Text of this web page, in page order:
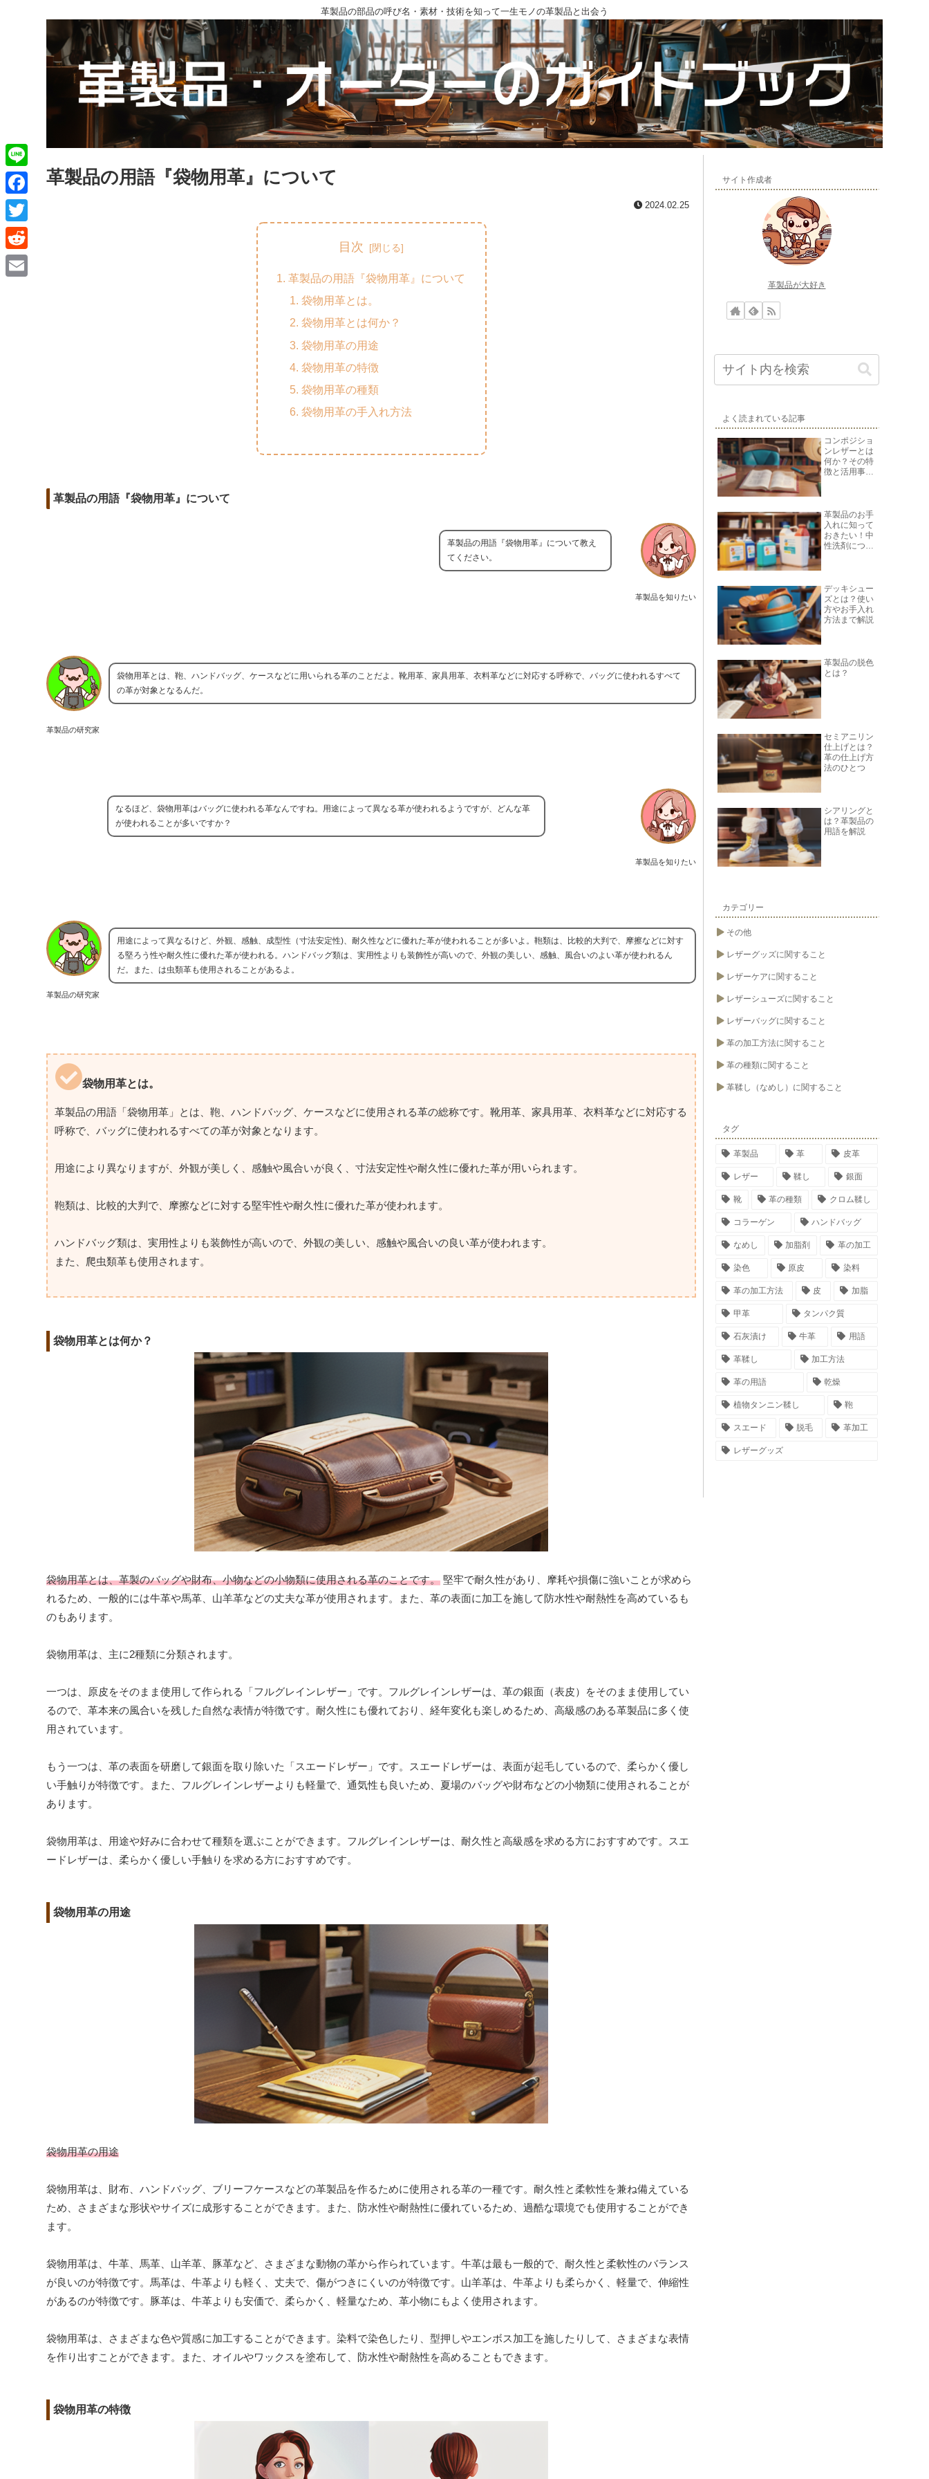
革製品の部品の呼び名・素材・技術を知って一生モノの革製品と出会う
革製品の用語『袋物用革』について
2024.02.25
目次
革製品の用語『袋物用革』について
袋物用革とは。
袋物用革とは何か？
袋物用革の用途
袋物用革の特徴
袋物用革の種類
袋物用革の手入れ方法
革製品の用語『袋物用革』について
革製品を知りたい
革製品の用語『袋物用革』について教え
てください。
革製品の研究家
袋物用革とは、鞄、ハンドバッグ、ケースなどに用いられる革のことだよ。靴用革、家具用革、衣料革などに対応する呼称で、バッグに使われるすべて
の革が対象となるんだ。
革製品を知りたい
なるほど、袋物用革はバッグに使われる革なんですね。用途によって異なる革が使われるようですが、どんな革
が使われることが多いですか？
革製品の研究家
用途によって異なるけど、外観、感触、成型性（寸法安定性)、耐久性などに優れた革が使われることが多いよ。鞄類は、比較的大判で、摩擦などに対す
る堅ろう性や耐久性に優れた革が使われる。ハンドバッグ類は、実用性よりも装飾性が高いので、外観の美しい、感触、風合いのよい革が使われるん
だ。また、は虫類革も使用されることがあるよ。
袋物用革とは。
革製品の用語「袋物用革」とは、鞄、ハンドバッグ、ケースなどに使用される革の総称です。靴用革、家具用革、衣料革などに対応する
呼称で、バッグに使われるすべての革が対象となります。
用途により異なりますが、外観が美しく、感触や風合いが良く、寸法安定性や耐久性に優れた革が用いられます。
鞄類は、比較的大判で、摩擦などに対する堅牢性や耐久性に優れた革が使われます。
ハンドバッグ類は、実用性よりも装飾性が高いので、外観の美しい、感触や風合いの良い革が使われます。
また、爬虫類革も使用されます。
袋物用革とは何か？
袋物用革とは、革製のバッグや財布、小物などの小物類に使用される革のことです。 堅牢で耐久性があり、摩耗や損傷に強いことが求めら
れるため、一般的には牛革や馬革、山羊革などの丈夫な革が使用されます。また、革の表面に加工を施して防水性や耐熱性を高めているも
のもあります。
袋物用革は、主に2種類に分類されます。
一つは、原皮をそのまま使用して作られる「フルグレインレザー」です。フルグレインレザーは、革の銀面（表皮）をそのまま使用してい
るので、革本来の風合いを残した自然な表情が特徴です。耐久性にも優れており、経年変化も楽しめるため、高級感のある革製品に多く使
用されています。
もう一つは、革の表面を研磨して銀面を取り除いた「スエードレザー」です。スエードレザーは、表面が起毛しているので、柔らかく優し
い手触りが特徴です。また、フルグレインレザーよりも軽量で、通気性も良いため、夏場のバッグや財布などの小物類に使用されることが
あります。
袋物用革は、用途や好みに合わせて種類を選ぶことができます。フルグレインレザーは、耐久性と高級感を求める方におすすめです。スエ
ードレザーは、柔らかく優しい手触りを求める方におすすめです。
袋物用革の用途
袋物用革の用途
袋物用革は、財布、ハンドバッグ、ブリーフケースなどの革製品を作るために使用される革の一種です。耐久性と柔軟性を兼ね備えている
ため、さまざまな形状やサイズに成形することができます。また、防水性や耐熱性に優れているため、過酷な環境でも使用することができ
ます。
袋物用革は、牛革、馬革、山羊革、豚革など、さまざまな動物の革から作られています。牛革は最も一般的で、耐久性と柔軟性のバランス
が良いのが特徴です。馬革は、牛革よりも軽く、丈夫で、傷がつきにくいのが特徴です。山羊革は、牛革よりも柔らかく、軽量で、伸縮性
があるのが特徴です。豚革は、牛革よりも安価で、柔らかく、軽量なため、革小物にもよく使用されます。
袋物用革は、さまざまな色や質感に加工することができます。染料で染色したり、型押しやエンボス加工を施したりして、さまざまな表情
を作り出すことができます。また、オイルやワックスを塗布して、防水性や耐熱性を高めることもできます。
袋物用革の特徴
サイト作成者
革製品が大好き
よく読まれている記事
コンポジショ
ンレザーとは
何か？その特
徴と活用事例
革製品のお手
入れに知って
おきたい！中
性洗剤につい
デッキシュー
ズとは？使い
方やお手入れ
方法まで解説
革製品の脱色
とは？
セミアニリン
仕上げとは？
革の仕上げ方
法のひとつ
シアリングと
は？革製品の
用語を解説
カテゴリー
その他
レザーグッズに関すること
レザーケアに関すること
レザーシューズに関すること
レザーバッグに関すること
革の加工方法に関すること
革の種類に関すること
革鞣し（なめし）に関すること
タグ
革製品 革 皮革
レザー 鞣し 銀面
靴 革の種類 クロム鞣し
コラーゲン ハンドバッグ
なめし 加脂剤 革の加工
染色 原皮 染料
革の加工方法 皮 加脂
甲革 タンパク質
石灰漬け 牛革 用語
革鞣し 加工方法
革の用語 乾燥
植物タンニン鞣し 鞄
スエード 脱毛 革加工
レザーグッズ
L
i
n
e
F
a
c
e
T
w
i
R